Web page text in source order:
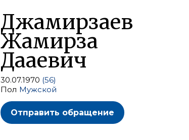
Джамирзаев
Жамирза
Дааевич
30.07.1970 (56)
Пол Мужской
Отправить обращение